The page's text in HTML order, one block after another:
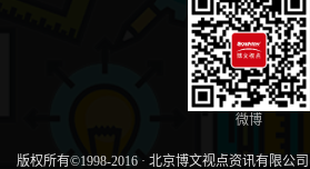
微博
版权所有©1998-2016 · 北京博文视点资讯有限公司